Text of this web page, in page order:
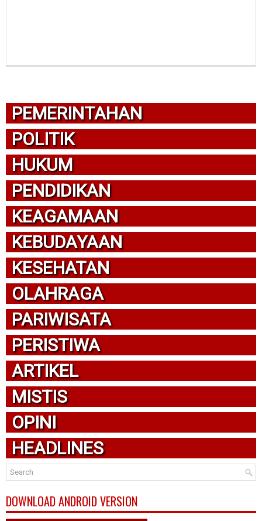
PEMERINTAHAN
POLITIK
HUKUM
PENDIDIKAN
KEAGAMAAN
KEBUDAYAAN
KESEHATAN
OLAHRAGA
PARIWISATA
PERISTIWA
ARTIKEL
MISTIS
OPINI
HEADLINES
DOWNLOAD ANDROID VERSION